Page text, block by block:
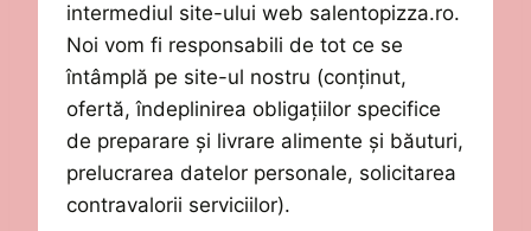
intermediul site-ului web salentopizza.ro.
Noi vom fi responsabili de tot ce se
întâmplă pe site-ul nostru (conținut,
ofertă, îndeplinirea obligațiilor specifice
de preparare și livrare alimente și băuturi,
prelucrarea datelor personale, solicitarea
contravalorii serviciilor).